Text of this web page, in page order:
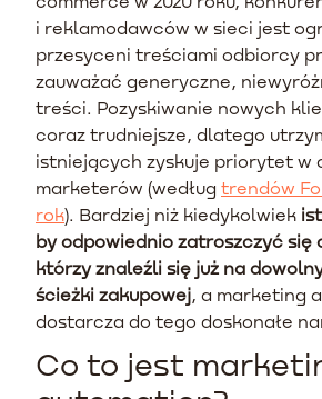
i reklamodawców w sieci jest
przesyceni treściami odbiorcy
zauważać generyczne,
treści. Pozyskiwanie nowych
coraz trudniejsze, dlatego
istniejących zyskuje priorytet w
marketerów (według trendów
rok). Bardziej niż kiedykolwiek
by odpowiednio zatroszczyć się
którzy znaleźli się już na
ścieżki zakupowej, a marketing
dostarcza do tego doskonałe
Co to jest